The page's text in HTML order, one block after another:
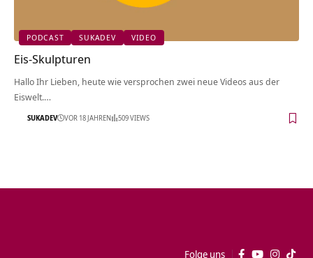
PODCAST SUKADEV VIDEO
Eis-Skulpturen
Hallo Ihr Lieben, heute wie versprochen zwei neue Videos aus der
Eiswelt.…
SUKADEV VOR 18 JAHREN 509 VIEWS
Folge uns